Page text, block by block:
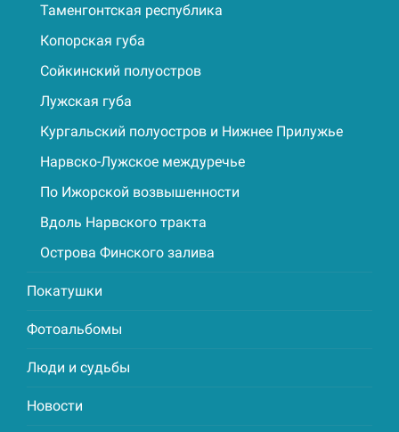
Таменгонтская республика
Копорская губа
Сойкинский полуостров
Лужская губа
Кургальский полуостров и Нижнее Прилужье
Нарвско-Лужское междуречье
По Ижорской возвышенности
Вдоль Нарвского тракта
Острова Финского залива
Покатушки
Фотоальбомы
Люди и судьбы
Новости